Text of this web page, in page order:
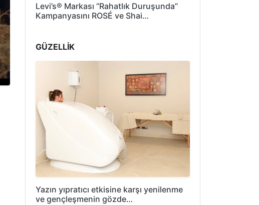
Levi’s® Markası “Rahatlık Duruşunda”
Kampanyasını ROSÉ ve Shai…
GÜZELLİK
Yazın yıpratıcı etkisine karşı yenilenme
ve gençleşmenin gözde…